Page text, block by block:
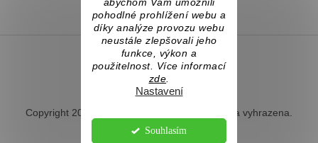
abychom Vám umožnili
pohodlné prohlížení webu a
díky analýze provozu webu
neustále zlepšovali jeho
funkce, výkon a
použitelnost. Více informací
zde.
Nastavení
Souhlasím
Vytvořil Shoptet
Copyright 2026 . Všechna práva vyhrazena.